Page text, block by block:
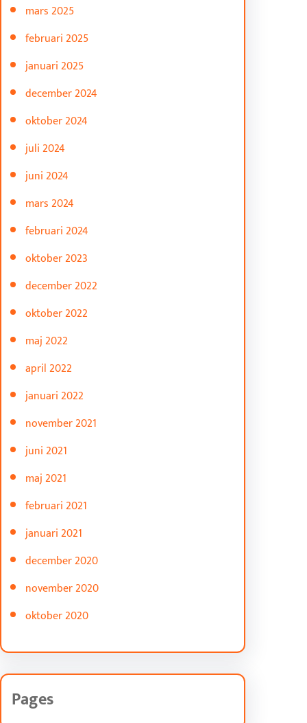
mars 2025
februari 2025
januari 2025
december 2024
oktober 2024
juli 2024
juni 2024
mars 2024
februari 2024
oktober 2023
december 2022
oktober 2022
maj 2022
april 2022
januari 2022
november 2021
juni 2021
maj 2021
februari 2021
januari 2021
december 2020
november 2020
oktober 2020
Pages